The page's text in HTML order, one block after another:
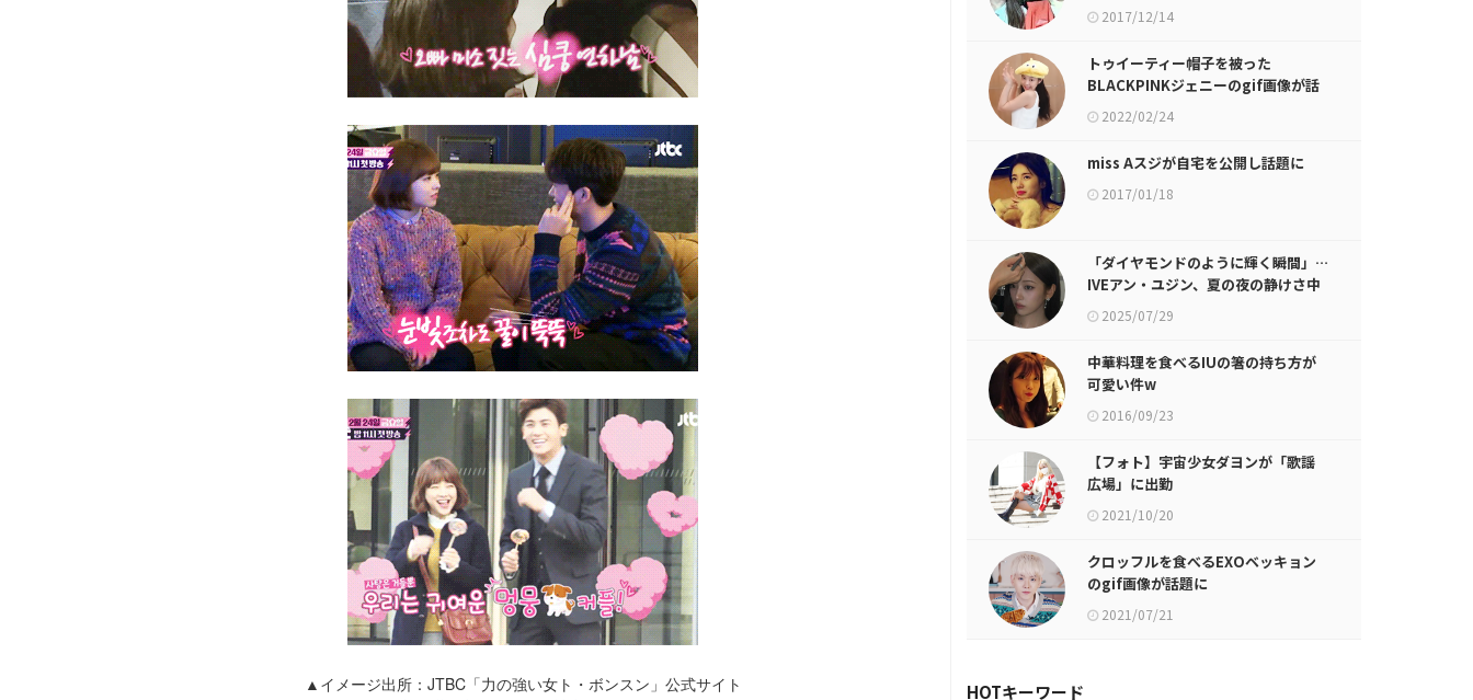
▲イメージ出所：JTBC「力の強い女ト・ボンスン」公式サイト
2017/12/14
トゥイーティー帽子を被った
BLACKPINKジェニーのgif画像が話
題に2022/02/24
miss Aスジが自宅を公開し話題に
2017/01/18
「ダイヤモンドのように輝く瞬間」…
IVEアン・ユジン、夏の夜の静けさ中
で宝石のような存在感
2025/07/29
中華料理を食べるIUの箸の持ち方が
可愛い件w
2016/09/23
【フォト】宇宙少女ダヨンが「歌謡
広場」に出勤
2021/10/20
クロッフルを食べるEXOベッキョン
のgif画像が話題に
2021/07/21
HOTキーワード